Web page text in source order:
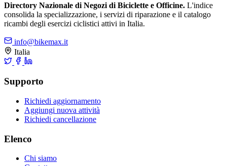
Directory Nazionale di Negozi di Biciclette e Officine. L'indice
consolida la specializzazione, i servizi di riparazione e il catalogo
ricambi degli esercizi ciclistici attivi in Italia.
info@bikemax.it
Italia
Supporto
Richiedi aggiornamento
Aggiungi nuova attività
Richiedi cancellazione
Elenco
Chi siamo